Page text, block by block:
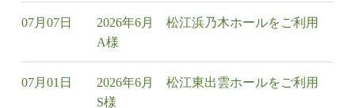
07月07日
2026年6月 松江浜乃木ホールをご利用
A様
07月01日
2026年6月 松江東出雲ホールをご利用
S様